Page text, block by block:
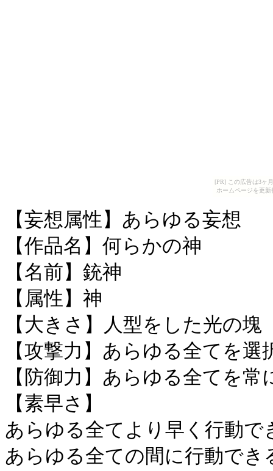
[PR] この広告は3ヶ
ホームページを更
【妄想属性】あらゆる妄想
【作品名】何らかの神
【名前】銃神
【属性】神
【大きさ】人型をした光の塊
【攻撃力】あらゆる全てを
【防御力】あらゆる全てを
【素早さ】
あらゆる全てより早く行動で
あらゆる全ての間に行動でき